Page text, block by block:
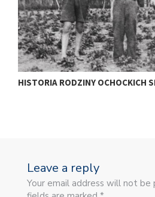
HISTORIA RODZINY OCHOCKICH
Leave a reply
Your email address will not be